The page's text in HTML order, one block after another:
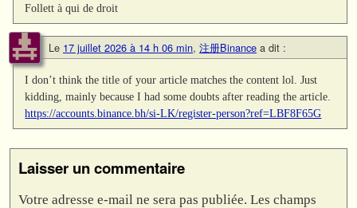
Follett à qui de droit
Le 17 juillet 2026 à 14 h 06 min, 注册Binance a dit :
I don’t think the title of your article matches the content lol. Just
kidding, mainly because I had some doubts after reading the article.
https://accounts.binance.bh/si-LK/register-person?ref=LBF8F65G
Laisser un commentaire
Votre adresse e-mail ne sera pas publiée. Les champs